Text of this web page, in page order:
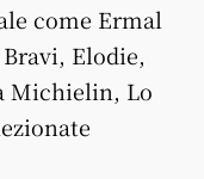
come Ermal
Elodie,
Michielin, Lo